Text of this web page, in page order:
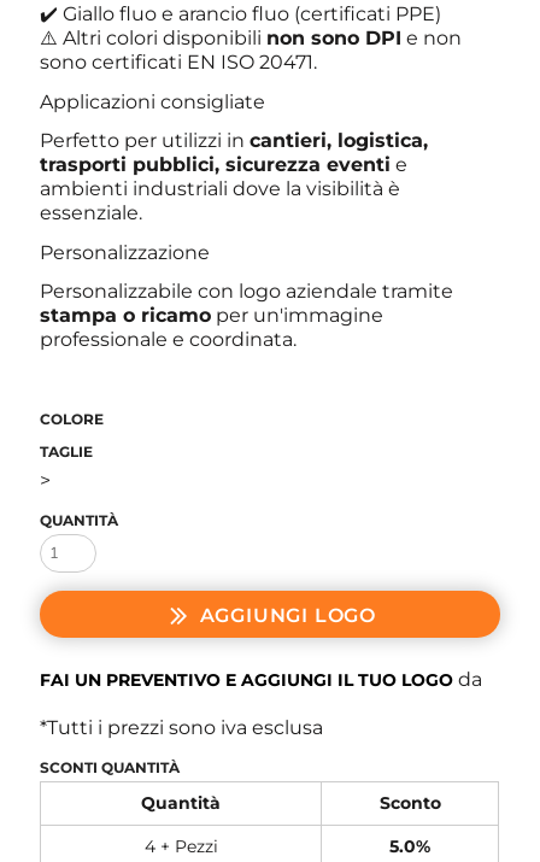
✔️ Giallo fluo e arancio fluo (certificati PPE)
⚠️ Altri colori disponibili non sono DPI e non
sono certificati EN ISO 20471.
Applicazioni consigliate
Perfetto per utilizzi incantieri, logistica,
trasporti pubblici, sicurezza eventi e
ambienti industriali dove la visibilità è
essenziale.
Personalizzazione
Personalizzabile con logo aziendale tramite
stampa o ricamo per un'immagine
professionale e coordinata.
COLORE
TAGLIE
>
QUANTITÀ
AGGIUNGI LOGO
FAI UN PREVENTIVO E AGGIUNGI IL TUO LOGO da
*Tutti i prezzi sono iva esclusa
SCONTI QUANTITÀ
Quantità
Sconto
4 + Pezzi
5.0%